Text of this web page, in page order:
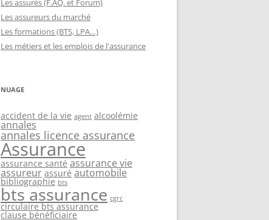
Les assurés (F.AQ. et Forum)
Les assureurs du marché
Les formations (BTS, LPA…)
Les métiers et les emplois de l'assurance
NUAGE
accident de la vie agent alcoolémie
annales
annales licence assurance
Assurance
assurance santé assurance vie
assureur assuré automobile
bibliographie bts
bts assurance cgrc
circulaire bts assurance
clause bénéficiaire